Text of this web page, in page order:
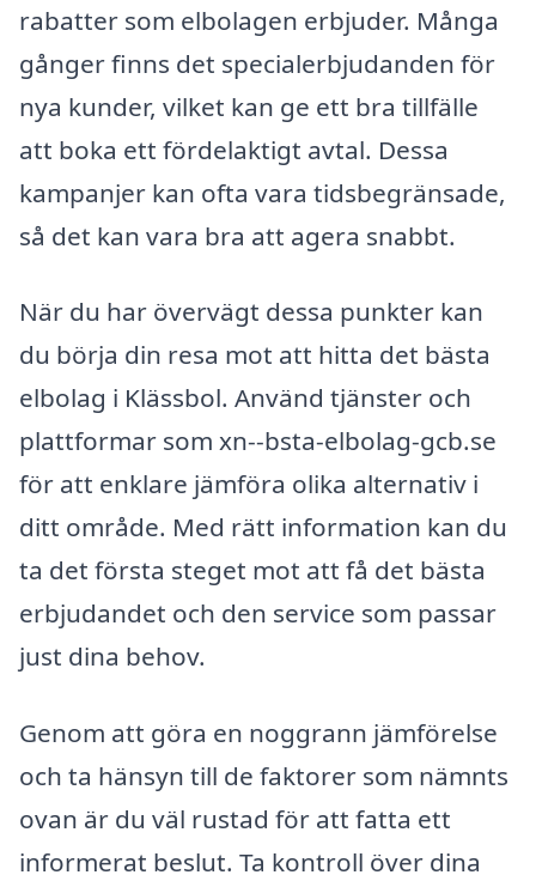
rabatter som elbolagen erbjuder. Många
gånger finns det specialerbjudanden för
nya kunder, vilket kan ge ett bra tillfälle
att boka ett fördelaktigt avtal. Dessa
kampanjer kan ofta vara tidsbegränsade,
så det kan vara bra att agera snabbt.
När du har övervägt dessa punkter kan
du börja din resa mot att hitta det bästa
elbolag i Klässbol. Använd tjänster och
plattformar som xn--bsta-elbolag-gcb.se
för att enklare jämföra olika alternativ i
ditt område. Med rätt information kan du
ta det första steget mot att få det bästa
erbjudandet och den service som passar
just dina behov.
Genom att göra en noggrann jämförelse
och ta hänsyn till de faktorer som nämnts
ovan är du väl rustad för att fatta ett
informerat beslut. Ta kontroll över dina